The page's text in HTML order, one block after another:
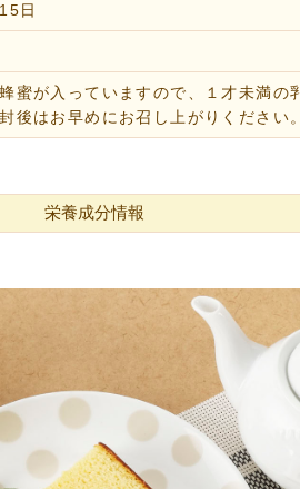
日
蜜が入っていますので、１才未満の
後はお早めにお召し上がりください。
栄養成分情報
産アカシヤはちみつ
ンガリー産アカシヤ
ちみつジャム
ちみつソース
ちみつバター
つどら
き菓子
やつ
ちみつキャンディ
ちみつフルーツ酢
チミツ甘酒
テコはちみつサイダー
惣菜
のはちみつ梅
飯のお供
味料